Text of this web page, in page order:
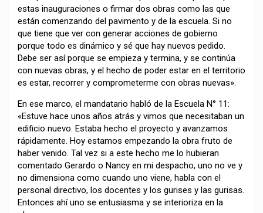
estas inauguraciones o firmar dos obras como las que
están comenzando del pavimento y de la escuela. Si no
que tiene que ver con generar acciones de gobierno
porque todo es dinámico y sé que hay nuevos pedido.
Debe ser así porque se empieza y termina, y se continúa
con nuevas obras, y el hecho de poder estar en el territorio
es estar, recorrer y comprometerme con obras nuevas».
En ese marco, el mandatario habló de la Escuela N° 11:
«Estuve hace unos años atrás y vimos que necesitaban un
edificio nuevo. Estaba hecho el proyecto y avanzamos
rápidamente. Hoy estamos empezando la obra fruto de
haber venido. Tal vez si a este hecho me lo hubieran
comentado Gerardo o Nancy en mi despacho, uno no ve y
no dimensiona como cuando uno viene, habla con el
personal directivo, los docentes y los gurises y las gurisas.
Entonces ahí uno se entusiasma y se interioriza en la